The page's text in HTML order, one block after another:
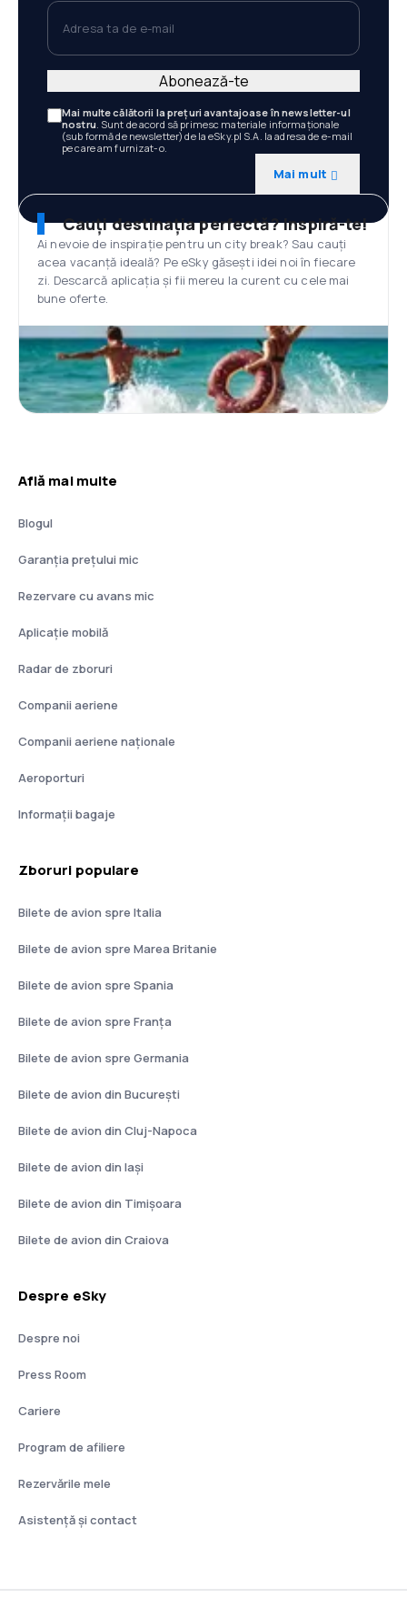
Adresa ta de e-mail
Mai multe călătorii la prețuri avantajoase în newsletter-ul
nostru. Sunt de acord să primesc materiale informaționale
(sub formă de newsletter) de la eSky.pl S.A. la adresa de e-mail
pe care am furnizat-o.
Mai mult
Abonează-te
Cauți destinația perfectă? Inspiră-te!
Ai nevoie de inspirație pentru un city break? Sau cauți
acea vacanță ideală? Pe eSky găsești idei noi în fiecare
zi. Descarcă aplicația și fii mereu la curent cu cele mai
bune oferte.
Află mai multe
Blogul
Garanția prețului mic
Rezervare cu avans mic
Aplicație mobilă
Radar de zboruri
Companii aeriene
Companii aeriene naţionale
Aeroporturi
Informații bagaje
Zboruri populare
Bilete de avion spre Italia
Bilete de avion spre Marea Britanie
Bilete de avion spre Spania
Bilete de avion spre Franţa
Bilete de avion spre Germania
Bilete de avion din București
Bilete de avion din Cluj-Napoca
Bilete de avion din Iași
Bilete de avion din Timișoara
Bilete de avion din Craiova
Despre eSky
Despre noi
Press Room
Cariere
Program de afiliere
Rezervările mele
Asistenţă şi contact